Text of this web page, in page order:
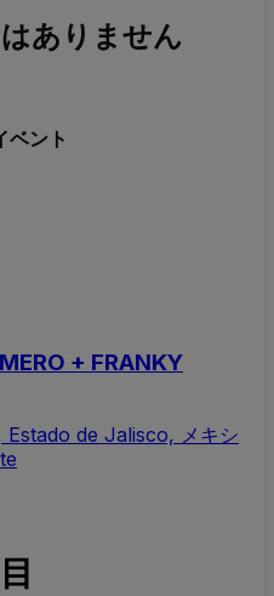
ありません
ベント
+ FRANKY
Estado de Jalisco, メキシ